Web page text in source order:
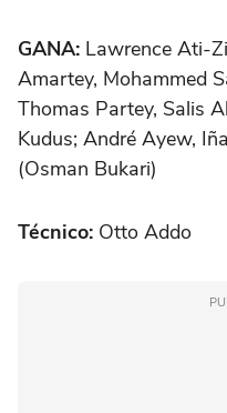
GANA: Lawrence Ati-
Amartey, Mohammed
Thomas Partey, Salis
Kudus; André Ayew,
(Osman Bukari)
Técnico: Otto Addo